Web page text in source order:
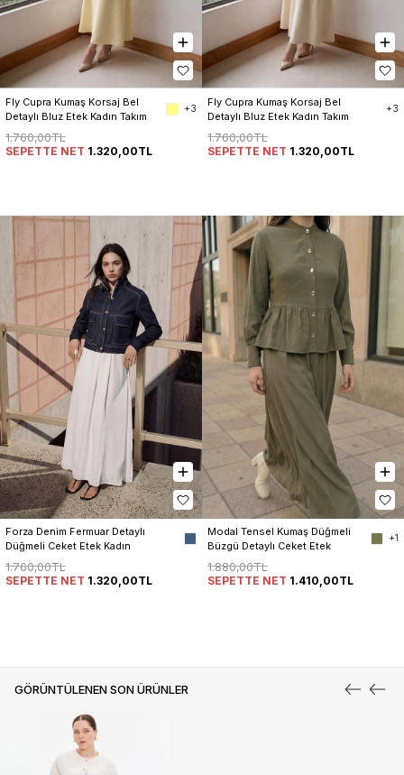
GÖRÜNTÜLENEN SON ÜRÜNLER
Fly Cupra Kumaş Korsaj Bel
Detaylı Bluz Etek Kadın Takım
+3
1.760,00TL
SEPETTE NET 1.320,00TL
Fly Cupra Kumaş Korsaj Bel
Detaylı Bluz Etek Kadın Takım
+3
1.760,00TL
SEPETTE NET 1.320,00TL
Forza Denim Fermuar Detaylı
Düğmeli Ceket Etek Kadın
1.760,00TL
SEPETTE NET 1.320,00TL
Modal Tensel Kumaş Düğmeli
Büzgü Detaylı Ceket Etek
+1
1.880,00TL
SEPETTE NET 1.410,00TL